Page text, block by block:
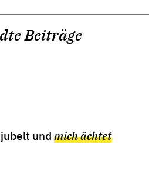
Beiträge
und mich ächtet